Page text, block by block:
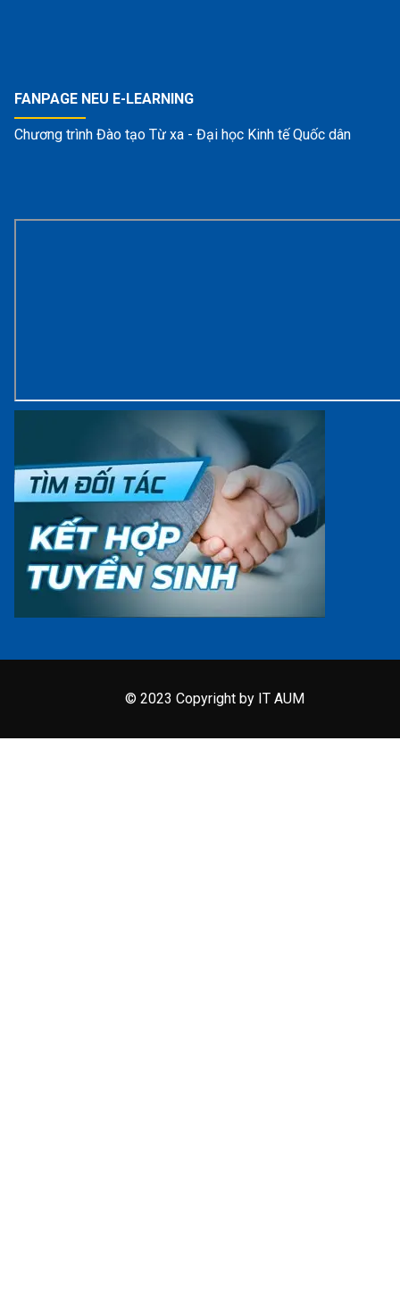
FANPAGE NEU E-LEARNING
Chương trình Đào tạo Từ xa - Đại học Kinh tế Quốc dân
© 2023 Copyright by IT AUM